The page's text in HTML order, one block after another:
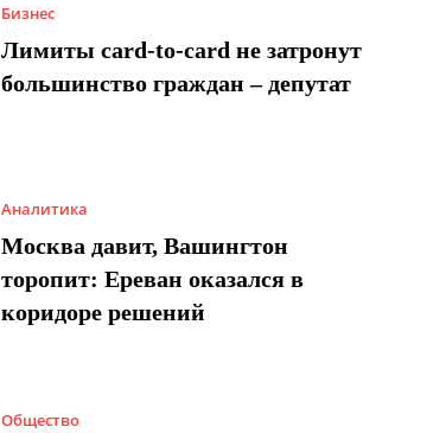
Бизнес
Лимиты card-to-card не затронут
большинство граждан – депутат
Аналитика
Москва давит, Вашингтон
торопит: Ереван оказался в
коридоре решений
Общество